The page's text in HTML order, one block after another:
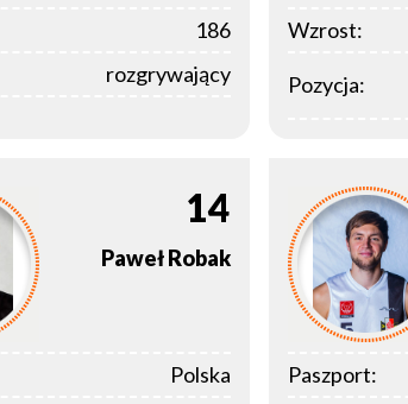
186
rozgrywający
Wzrost:
Pozycja:
14
PawełRobak
Polska
Paszport: